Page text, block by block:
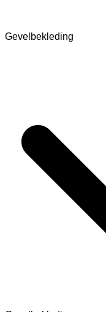
Gevelbekleding